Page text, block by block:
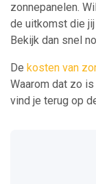
zonnepanelen.
de uitkomst die
Bekijk dan snel
De kosten van
Waarom dat zo
vind je terug op